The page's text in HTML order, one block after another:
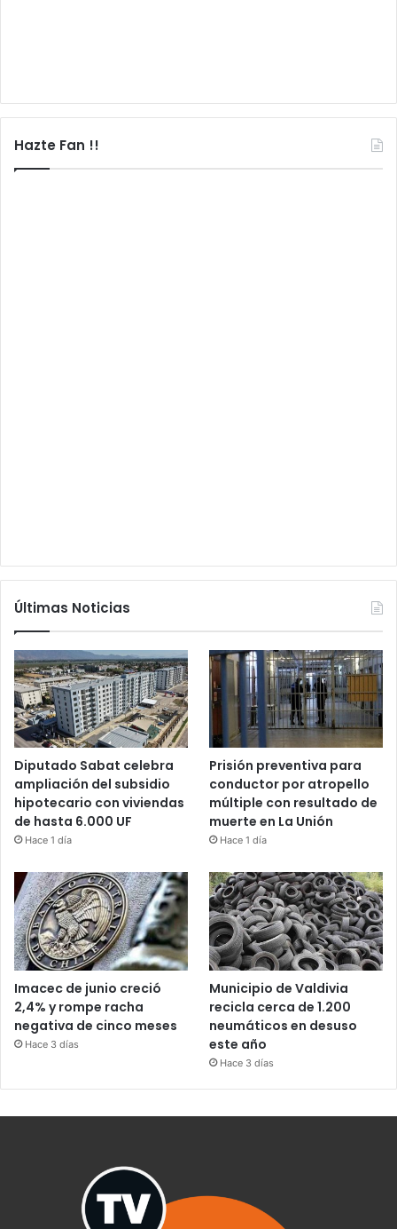
Hazte Fan !!
Últimas Noticias
Diputado Sabat celebra
ampliación del subsidio
hipotecario con viviendas
de hasta 6.000 UF
Hace 1 día
Prisión preventiva para
conductor por atropello
múltiple con resultado de
muerte en La Unión
Hace 1 día
Imacec de junio creció
2,4% y rompe racha
negativa de cinco meses
Hace 3 días
Municipio de Valdivia
recicla cerca de 1.200
neumáticos en desuso
este año
Hace 3 días